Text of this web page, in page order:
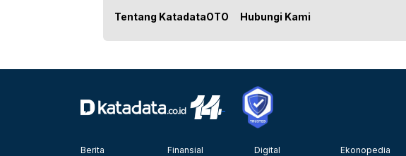
Tentang KatadataOTO Hubungi Kami
Berita
Finansial
Digital
Ekonopedia